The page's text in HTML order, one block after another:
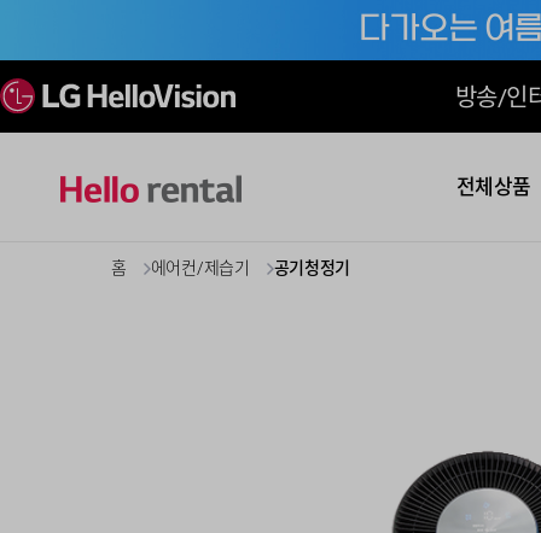
방송/인
전체상품
홈 에어컨/제습기 공기청정기